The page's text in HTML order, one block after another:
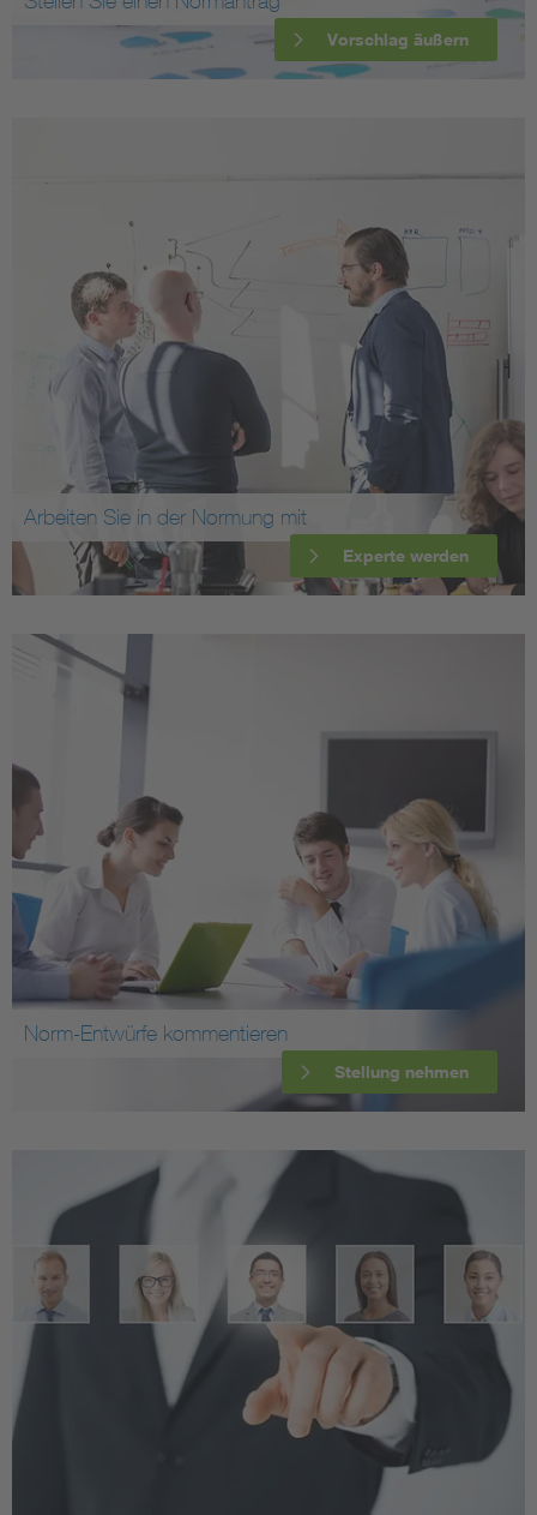
Vorschlag äußern
Arbeiten Sie in der Normung mit
Experte werden
Norm-Entwürfe kommentieren
Stellung nehmen